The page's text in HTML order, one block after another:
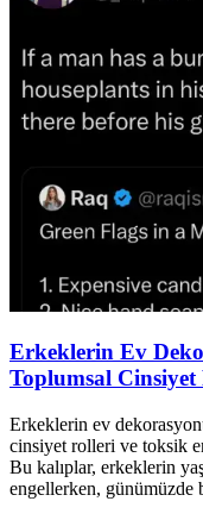
Erkeklerin Ev
Toplumsal
Erkeklerin ev
cinsiyet rolleri ve toksik
Bu kalıplar, erkeklerin
engellerken, günümüzde